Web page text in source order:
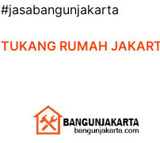
#jasabangunjakarta
TUKANG RUMAH